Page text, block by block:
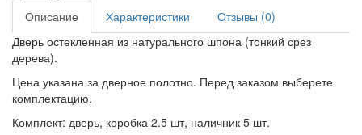
Описание
Характеристики
Отзывы (0)
Дверь остекленная из натурального шпона (тонкий срез
дерева).
Цена указана за дверное полотно. Перед заказом выберете
комплектацию.
Комплект: дверь, коробка 2.5 шт, наличник 5 шт.